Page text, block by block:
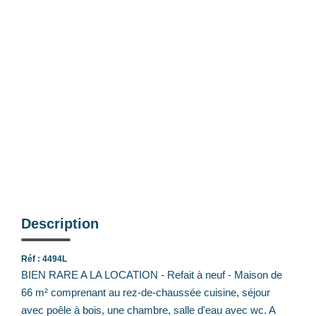
Description
Réf : 4494L
BIEN RARE A LA LOCATION - Refait à neuf - Maison de
66 m² comprenant au rez-de-chaussée cuisine, séjour
avec poêle à bois, une chambre, salle d'eau avec wc. A